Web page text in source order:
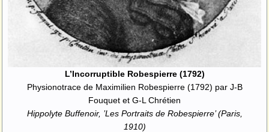
L’Incorruptible Robespierre (1792)
Physionotrace de Maximilien Robespierre (1792) par J-B
Fouquet et G-L Chrétien
Hippolyte Buffenoir, ’Les Portraits de Robespierre’ (Paris,
1910)